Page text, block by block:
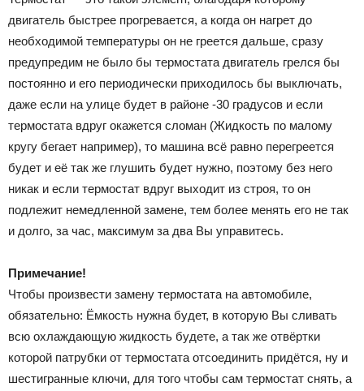
двигатель быстрее прогревается, а когда он нагрет до
необходимой температуры он не греется дальше, сразу
предупредим не было бы термостата двигатель грелся бы
постоянно и его периодически приходилось бы выключать,
даже если на улице будет в районе -30 градусов и если
термостата вдруг окажется сломан (Жидкость по малому
кругу бегает например), то машина всё равно перегреется
будет и её так же глушить будет нужно, поэтому без него
никак и если термостат вдруг выходит из строя, то он
подлежит немедленной замене, тем более менять его не так
и долго, за час, максимум за два Вы управитесь.
Примечание!
Чтобы произвести замену термостата на автомобиле,
обязательно: Ёмкость нужна будет, в которую Вы сливать
всю охлаждающую жидкость будете, а так же отвёртки
которой патрубки от термостата отсоединить придётся, ну и
шестигранные ключи, для того чтобы сам термостат снять, а